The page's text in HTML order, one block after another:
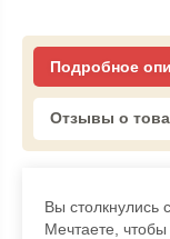
Подробное
Отзывы о
Вы столкнулись
Мечтаете,